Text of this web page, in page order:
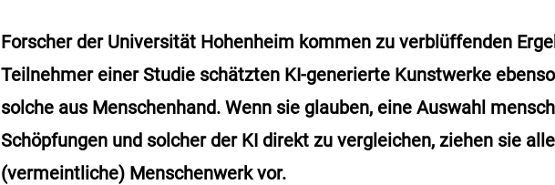
Forscher der Universität Hohenheim kommen zu verblüffenden
Teilnehmer einer Studie schätzten KI-generierte Kunstwerke
solche aus Menschenhand. Wenn sie glauben, eine Auswahl
Schöpfungen und solcher der KI direkt zu vergleichen, ziehen sie
(vermeintliche) Menschenwerk vor.